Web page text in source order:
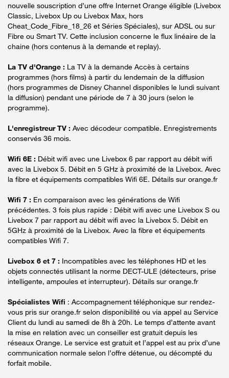
nouvelle souscription d’une offre Internet Orange éligible (Livebox
Classic, Livebox Up ou Livebox Max, hors
Cheat_Code_Fibre_18_26 et Séries Spéciales), sur ADSL ou sur
Fibre ou Smart TV. Cette inclusion concerne le flux linéaire de la
chaine (hors contenus à la demande et replay).
La TV d'Orange : La TV à la demande Accès à certains
programmes (hors films) à partir du lendemain de la diffusion
(hors programmes de Disney Channel disponibles le lundi suivant
la diffusion) pendant une période de 7 à 30 jours (selon le
programme).
L'enregistreur TV : Avec décodeur compatible. Enregistrements
conservés 36 mois.
Wifi 6E : Débit wifi avec une Livebox 6 par rapport au débit wifi
avec la Livebox 5. Débit en 5 GHz à proximité de la Livebox. Avec
la fibre et équipements compatibles Wifi 6E. Détails sur orange.fr
Wifi 7 : En comparaison avec les générations de Wifi
précédentes. 3 fois plus rapide : Débit wifi avec une Livebox S ou
Livebox 7 par rapport au débit wifi avec la Livebox 5. Débit en
5GHz à proximité de la Livebox. Avec la fibre et équipements
compatibles Wifi 7.
Livebox 6 et 7 : Incompatibles avec les téléphones HD et les
objets connectés utilisant la norme DECT-ULE (détecteurs, prise
intelligente, ampoules et interrupteur). Détails sur orange.fr
Spécialistes Wifi : Accompagnement téléphonique sur rendez-
vous pris sur orange.fr selon disponibilité ou via appel au Service
Client du lundi au samedi de 8h à 20h. Le temps d’attente avant
la mise en relation avec un conseiller est gratuit depuis les
réseaux Orange. Le service est gratuit et l’appel est au prix d’une
communication normale selon l’offre détenue, ou décompté du
forfait mobile.